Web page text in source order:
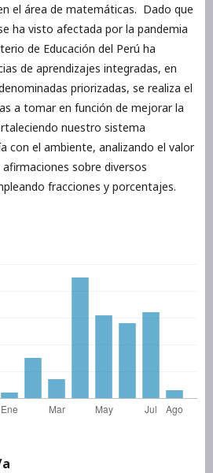
el área de matemáticas. Dado que
ha visto afectada por la pandemia
de Educación del Perú ha
de aprendizajes integradas, en
priorizadas, se realiza el
a tomar en función de mejorar la
nuestro sistema
con el ambiente, analizando el valor
sobre diversos
fracciones y porcentajes.